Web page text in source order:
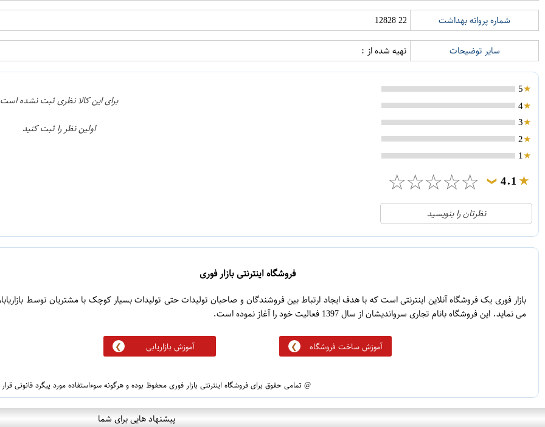
شماره پروانه بهداشت 22 12828
سایر توضیحات تهیه شده از :
5
4
3
2
1
4.1
❯
☆
☆
☆
☆
☆
21
3
1
1
5
نظرتان را بنویسید
برای این کالا نظری ثبت نشده است
اولین نظر را ثبت کنید
فروشگاه اینترنتی بازار فوری
بازار فوری یک فروشگاه آنلاین اینترنتی است که با هدف ایجاد ارتباط بین فروشندگان و صاحبان تولیدات حتی تولیدات بسیار کوچک با مشتریان توسط
می نماید. این فروشگاه بانام تجاری سرواندیشان از سال 1397 فعالیت خود را آغاز نموده است.
آموزش ساخت فروشگاه آموزش بازاریابی
@ تمامی حقوق برای فروشگاه اینترنتی بازار فوری محفوظ بوده و هرگونه سوءاستفاده مورد پیگرد قانونی
پیشنهاد هایی برای شما